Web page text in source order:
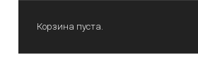
Корзина пуста.